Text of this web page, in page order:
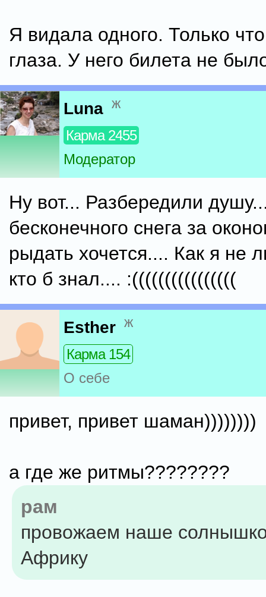
Я видала одного. Только
глаза. У него билета не
Luna ж
Карма 2455
Модератор
Ну вот... Разбередили
бесконечного снега за
рыдать хочется.... Как я не
кто б знал.... :((((((((((((((((
Esther ж
Карма 154
О себе
привет, привет шаман))))))))
а где же ритмы????????
рам
провожаем наше
Африку